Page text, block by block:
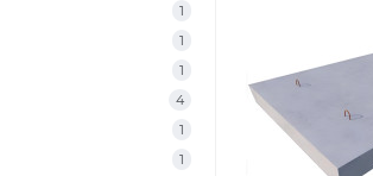
1
1
1
4
1
1